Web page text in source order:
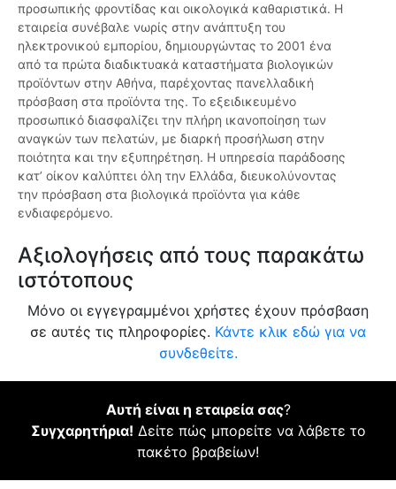
προσωπικής φροντίδας και οικολογικά καθαριστικά. Η
εταιρεία συνέβαλε νωρίς στην ανάπτυξη του
ηλεκτρονικού εμπορίου, δημιουργώντας το 2001 ένα
από τα πρώτα διαδικτυακά καταστήματα βιολογικών
προϊόντων στην Αθήνα, παρέχοντας πανελλαδική
πρόσβαση στα προϊόντα της. Το εξειδικευμένο
προσωπικό διασφαλίζει την πλήρη ικανοποίηση των
αναγκών των πελατών, με διαρκή προσήλωση στην
ποιότητα και την εξυπηρέτηση. Η υπηρεσία παράδοσης
κατ’ οίκον καλύπτει όλη την Ελλάδα, διευκολύνοντας
την πρόσβαση στα βιολογικά προϊόντα για κάθε
ενδιαφερόμενο.
Αξιολογήσεις από τους παρακάτω
ιστότοπους
Μόνο οι εγγεγραμμένοι χρήστες έχουν πρόσβαση
σε αυτές τις πληροφορίες. Κάντε κλικ εδώ για να
συνδεθείτε.
Αυτή είναι η εταιρεία σας?
Συγχαρητήρια! Δείτε πώς μπορείτε να λάβετε το
πακέτο βραβείων!